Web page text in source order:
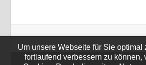
Um unsere Webseite für Sie optimal
fortlaufend verbessern zu können,